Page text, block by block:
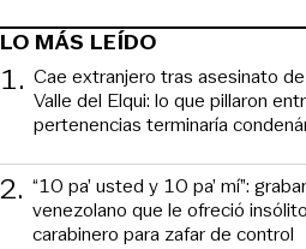
LO MÁS LEÍDO
1. Cae extranjero tras asesinato
Valle del Elqui: lo que pillaron
pertenencias terminaría
2. “10 pa’ usted y 10 pa’ mí”:
venezolano que le ofreció
carabinero para zafar de control